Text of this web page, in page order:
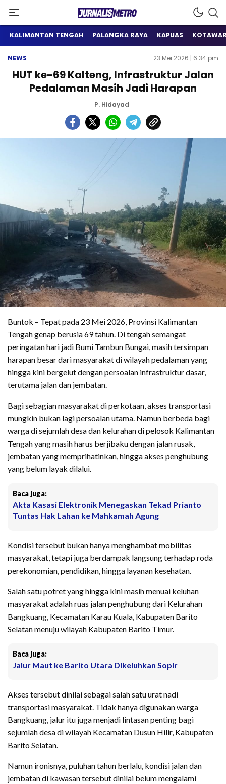
Jurnalis Metro
Satu Wadah Informasi
KALIMANTAN TENGAH PALANGKA RAYA KAPUAS
NEWS 23 Mei 2026 | 6:34 pm
HUT ke-69 Kalteng, Infrastruktur Jalan
Pedalaman Masih Jadi Harapan
P. Hidayad
Buntok – Tepat pada 23 Mei 2026, Provinsi Kalimantan
Tengah genap berusia 69 tahun. Di tengah semangat
peringatan hari jadi Bumi Tambun Bungai, masih tersimpan
harapan besar dari masyarakat di wilayah pedalaman yang
hingga kini bergelut dengan persoalan infrastruktur dasar,
terutama jalan dan jembatan.
Bagi sebagian masyarakat di perkotaan, akses transportasi
mungkin bukan lagi persoalan utama. Namun berbeda bagi
warga di sejumlah desa dan kelurahan di pelosok Kalimantan
Tengah yang masih harus berjibaku dengan jalan rusak,
jembatan yang memprihatinkan, hingga akses penghubung
yang belum layak dilalui.
Baca juga:
Akta Kasasi Elektronik Menegaskan Tekad Prianto
Tuntas Hak Lahan ke Mahkamah Agung
Kondisi tersebut bukan hanya menghambat mobilitas
masyarakat, tetapi juga berdampak langsung terhadap roda
perekonomian, pendidikan, hingga layanan kesehatan.
Salah satu potret yang hingga kini masih menuai keluhan
masyarakat adalah ruas jalan penghubung dari Kelurahan
Bangkuang, Kecamatan Karau Kuala, Kabupaten Barito
Selatan menuju wilayah Kabupaten Barito Timur.
Baca juga:
Jalur Maut ke Barito Utara Dikeluhkan Sopir
Akses tersebut dinilai sebagai salah satu urat nadi
transportasi masyarakat. Tidak hanya digunakan warga
Bangkuang, jalur itu juga menjadi lintasan penting bagi
sejumlah desa di wilayah Kecamatan Dusun Hilir, Kabupaten
Barito Selatan.
Namun ironisnya, puluhan tahun berlalu, kondisi jalan dan
jembatan di kawasan tersebut dinilai belum mengalami